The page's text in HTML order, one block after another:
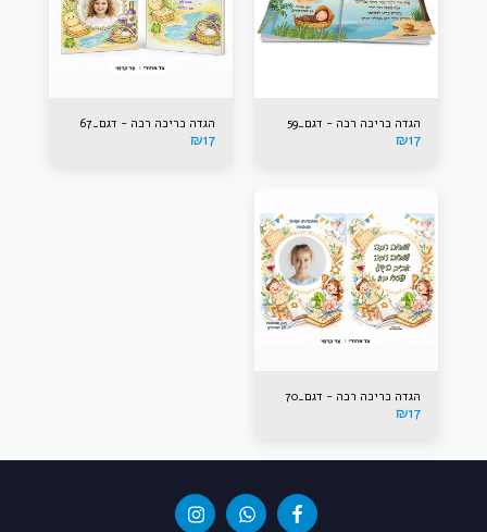
הגדה כריכה רכה - דגם_59
₪17
הגדה כריכה רכה - דגם_67
₪17
הגדה כריכה רכה - דגם_70
₪17